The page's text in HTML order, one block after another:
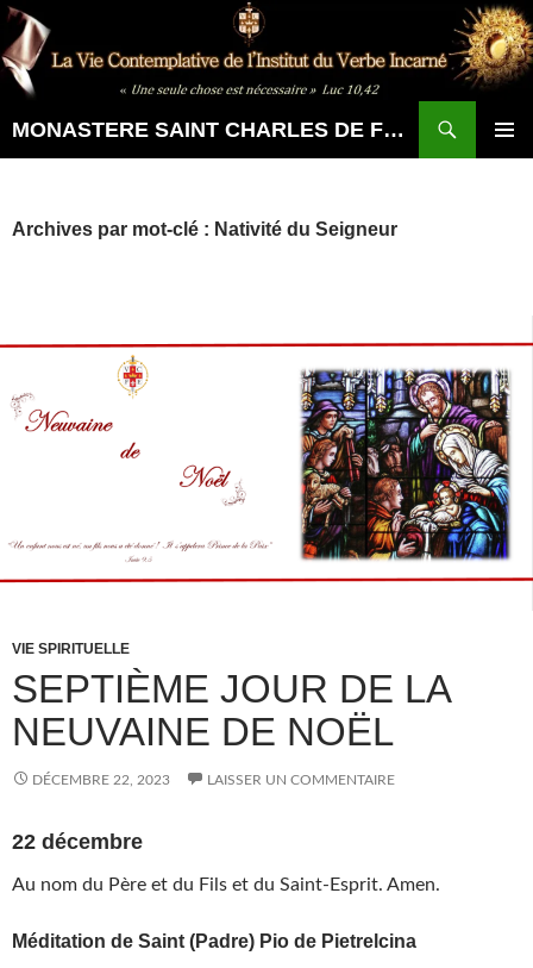
Aller
au
contenu
MONASTERE SAINT CHARLES DE FOUCAULD
Archives par mot-clé : Nativité du Seigneur
VIE SPIRITUELLE
SEPTIÈME JOUR DE LA
NEUVAINE DE NOËL
DÉCEMBRE 22, 2023 LAISSER UN COMMENTAIRE
22 décembre
Au nom du Père et du Fils et du Saint-Esprit. Amen.
Méditation de Saint (Padre) Pio de Pietrelcina